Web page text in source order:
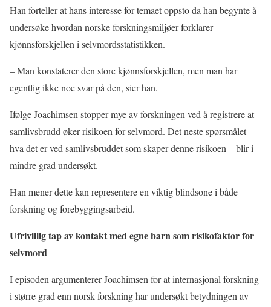
Han forteller at hans interesse for temaet oppsto da han begynte å
undersøke hvordan norske forskningsmiljøer forklarer
kjønnsforskjellen i selvmordsstatistikken.
– Man konstaterer den store kjønnsforskjellen, men man har
egentlig ikke noe svar på den, sier han.
Ifølge Joachimsen stopper mye av forskningen ved å registrere at
samlivsbrudd øker risikoen for selvmord. Det neste spørsmålet –
hva det er ved samlivsbruddet som skaper denne risikoen – blir i
mindre grad undersøkt.
Han mener dette kan representere en viktig blindsone i både
forskning og forebyggingsarbeid.
Ufrivillig tap av kontakt med egne barn som risikofaktor for
selvmord
I episoden argumenterer Joachimsen for at internasjonal forskning
i større grad enn norsk forskning har undersøkt betydningen av